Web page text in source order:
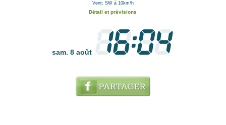
Vent: SW à 10km/h
Détail et prévisions
sam. 8 août